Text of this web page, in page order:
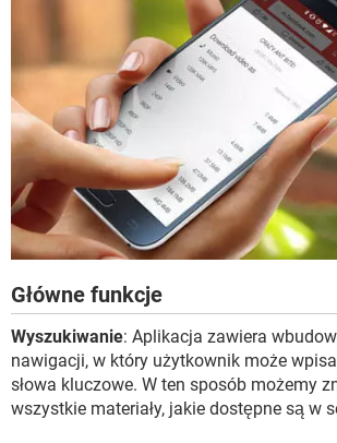
Główne funkcje
Wyszukiwanie: Aplikacja zawiera
nawigacji, w który użytkownik może
słowa kluczowe. W ten sposób możemy
wszystkie materiały, jakie dostępne są w